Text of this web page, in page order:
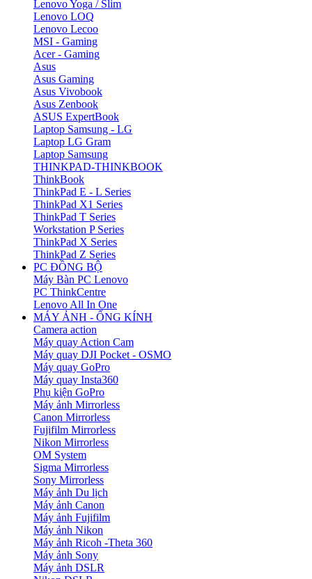
Lenovo Yoga / Slim
Lenovo LOQ
Lenovo Lecoo
MSI - Gaming
Acer - Gaming
Asus
Asus Gaming
Asus Vivobook
Asus Zenbook
ASUS ExpertBook
Laptop Samsung - LG
Laptop LG Gram
Laptop Samsung
THINKPAD-THINKBOOK
ThinkBook
ThinkPad E - L Series
ThinkPad X1 Series
ThinkPad T Series
Workstation P Series
ThinkPad X Series
ThinkPad Z Series
PC ĐỒNG BỘ
Máy Bàn PC Lenovo
PC ThinkCentre
Lenovo All In One
MÁY ẢNH - ỐNG KÍNH
Camera action
Máy quay Action Cam
Máy quay DJI Pocket - OSMO
Máy quay GoPro
Máy quay Insta360
Phụ kiện GoPro
Máy ảnh Mirrorless
Canon Mirrorless
Fujifilm Mirrorless
Nikon Mirrorless
OM System
Sigma Mirrorless
Sony Mirrorless
Máy ảnh Du lịch
Máy ảnh Canon
Máy ảnh Fujifilm
Máy ảnh Nikon
Máy ảnh Ricoh -Theta 360
Máy ảnh Sony
Máy ảnh DSLR